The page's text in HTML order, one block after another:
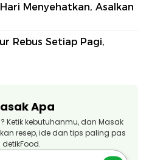
Menyehatkan, Asalkan
Rebus Setiap Pagi,
Apa
kebutuhanmu, dan Masak
resep, ide dan tips paling pas